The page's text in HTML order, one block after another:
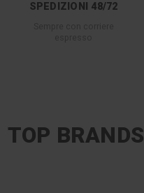
SPEDIZIONI 48/72
TOP BRANDS